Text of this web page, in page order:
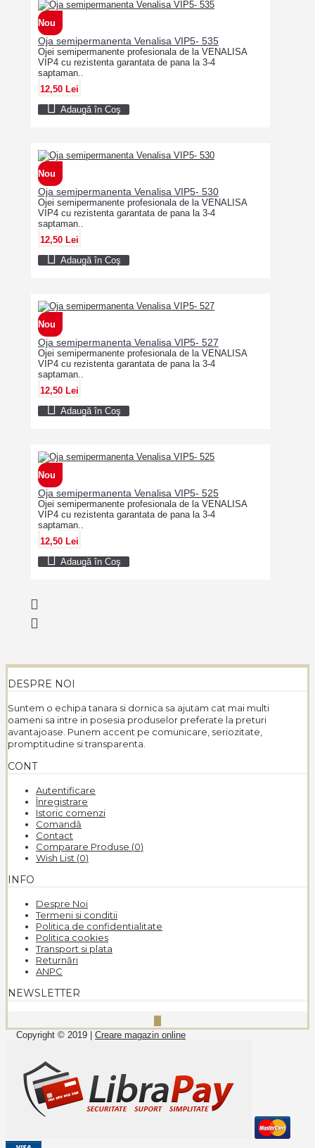
Nou
Oja semipermanenta Venalisa VIP5- 535
Ojei semipermanente profesionala de la VENALISA
VIP4 cu rezistenta garantata de pana la 3-4
saptaman..
12,50 Lei
Adaugă în Coş
Nou
Oja semipermanenta Venalisa VIP5- 530
Ojei semipermanente profesionala de la VENALISA
VIP4 cu rezistenta garantata de pana la 3-4
saptaman..
12,50 Lei
Adaugă în Coş
Nou
Oja semipermanenta Venalisa VIP5- 527
Ojei semipermanente profesionala de la VENALISA
VIP4 cu rezistenta garantata de pana la 3-4
saptaman..
12,50 Lei
Adaugă în Coş
Nou
Oja semipermanenta Venalisa VIP5- 525
Ojei semipermanente profesionala de la VENALISA
VIP4 cu rezistenta garantata de pana la 3-4
saptaman..
12,50 Lei
Adaugă în Coş
DESPRE NOI
Suntem o echipa tanara si dornica sa ajutam cat mai multi
oameni sa intre in posesia produselor preferate la preturi
avantajoase. Punem accent pe comunicare, seriozitate,
promptitudine si transparenta.
CONT
Autentificare
Înregistrare
Istoric comenzi
Comandă
Contact
Comparare Produse (0)
Wish List (0)
INFO
Despre Noi
Termeni si conditii
Politica de confidentialitate
Politica cookies
Transport si plata
Returnări
ANPC
NEWSLETTER
Copyright © 2019 | Creare magazin online